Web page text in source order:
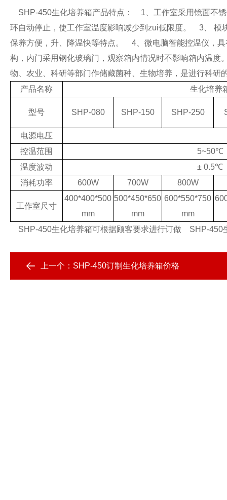
SHP-450生化培养箱产品特点：
1、工作室采用镜面不
环自动停止，使工作室温度影响减少到zui低限度。
3、 模
保养方便，升、降温快等特点。
4、微电脑智能控温仪，具
构，内门采用钢化玻璃门，观察箱内情况时不影响箱内温度
物、农业、科研等部门作储藏菌种、生物培养，是进行科研
产品名称
生化培养
型号 SHP-080 SHP-150 SHP-250
电源电压
控温范围
5~50℃
温度波动
± 0.5℃
消耗功率
600W 700W 800W
工作室尺寸
400*400*500
mm
500*450*650
mm
600*550*750
mm
SHP-450生化培养箱可根据顾客要求进行订做 SHP-450
上一个： SHP-450订制生化培养箱价格